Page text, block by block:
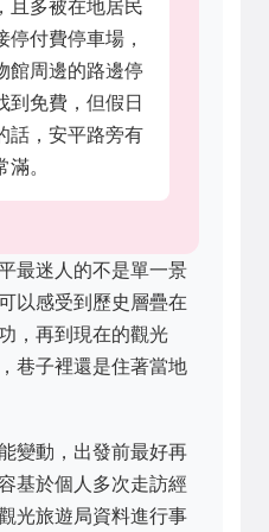
且多被在地居民
停付費停車場，
館周邊的路邊停
到免費，但假日
話，安平路旁有
。
最迷人的不是單一景
以感受到歷史層疊在
，再到現在的觀光
巷子裡還是住著當地
變動，出發前最好再
基於個人多次走訪經
光旅遊局資料進行事